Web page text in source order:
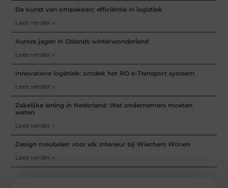
De kunst van ompakken: efficiëntie in logistiek
Lees verder »
Aurora jagen in IJslands winterwonderland
Lees verder »
Innovatieve logistiek: ontdek het RO e-Transport systeem
Lees verder »
Zakelijke lening in Nederland: Wat ondernemers moeten
weten
Lees verder »
Design meubelen voor elk interieur bij Wiechers Wonen
Lees verder »